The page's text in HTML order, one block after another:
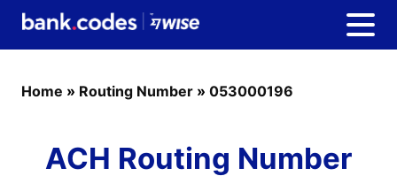
Home » Routing Number » 053000196
ACH Routing Number